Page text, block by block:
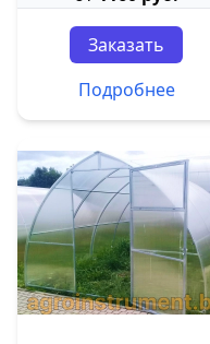
Заказать
Подробнее